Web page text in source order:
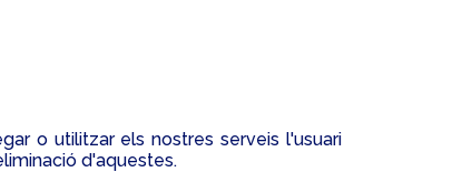
o utilitzar els nostres serveis l'usuari
d'aquestes.